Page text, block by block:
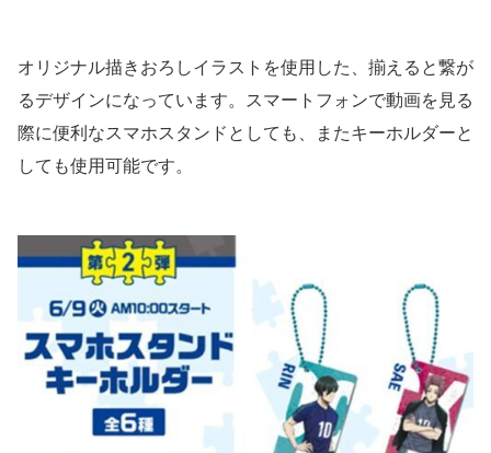
オリジナル描きおろしイラストを使用した、揃えると繋が
るデザインになっています。スマートフォンで動画を見る
際に便利なスマホスタンドとしても、またキーホルダーと
しても使用可能です。